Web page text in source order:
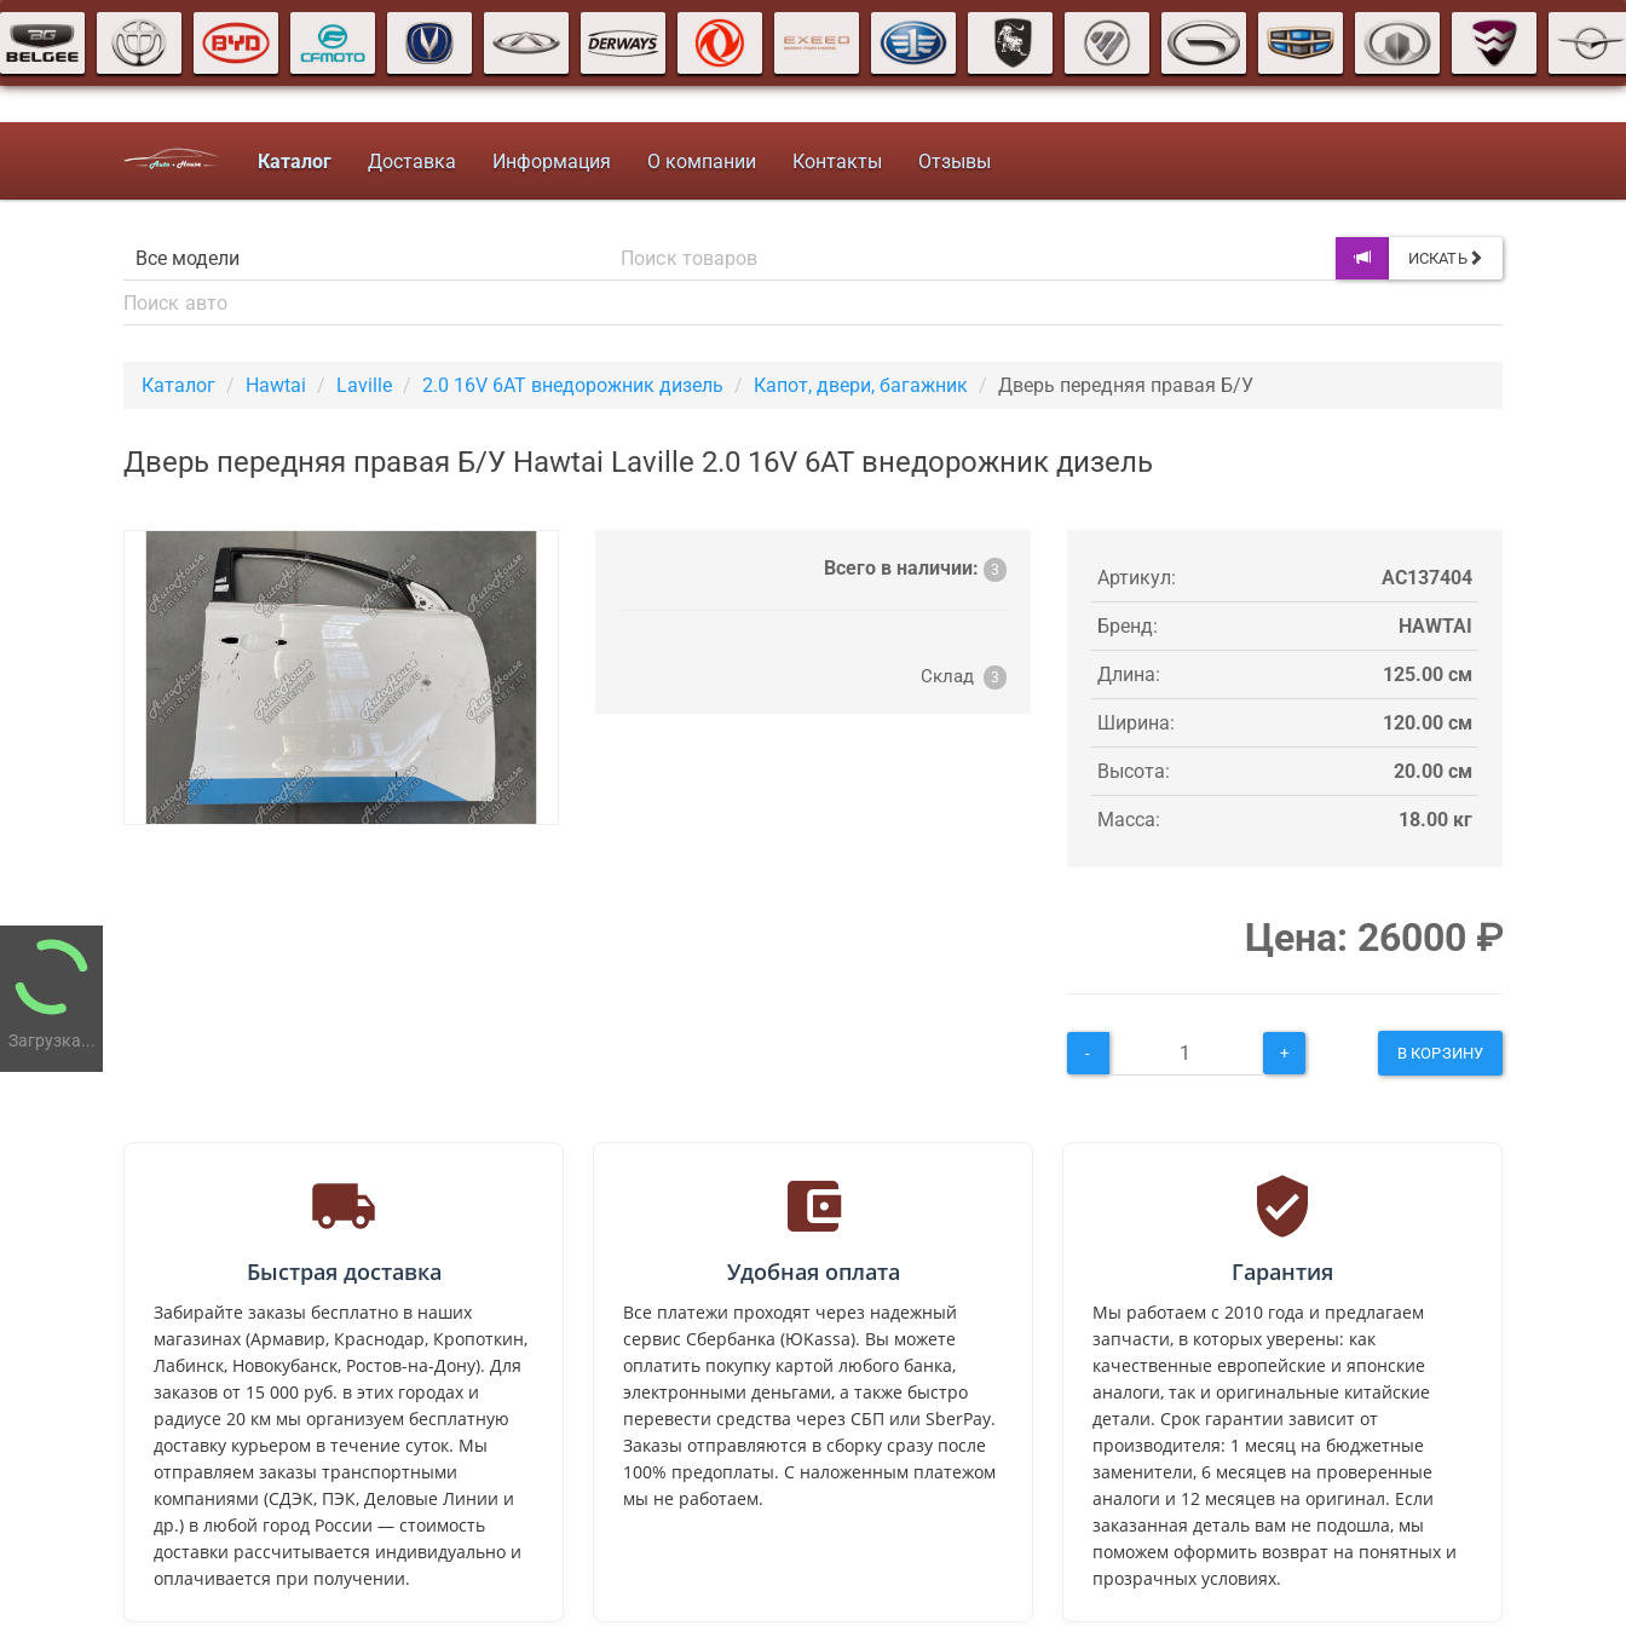
Загрузка...
Каталог Доставка Информация О компании Контакты Отзывы
ИСКАТЬ
Каталог Hawtai Laville 2.0 16V 6AT внедорожник дизель Капот, двери, багажник Дверь передняя правая Б/У
Дверь передняя правая Б/У Hawtai Laville 2.0 16V 6AT внедорожник дизель
Всего в наличии: 3
Склад 3
Артикул: AC137404
Бренд: HAWTAI
Длина: 125.00 см
Ширина: 120.00 см
Высота: 20.00 см
Масса: 18.00 кг
Цена: 26000 ₽
- + В КОРЗИНУ
Быстрая доставка
Забирайте заказы бесплатно в наших
магазинах (Армавир, Краснодар, Кропоткин,
Лабинск, Новокубанск, Ростов-на-Дону). Для
заказов от 15 000 руб. в этих городах и
радиусе 20 км мы организуем бесплатную
доставку курьером в течение суток. Мы
отправляем заказы транспортными
компаниями (СДЭК, ПЭК, Деловые Линии и
др.) в любой город России — стоимость
доставки рассчитывается индивидуально и
оплачивается при получении.
Удобная оплата
Все платежи проходят через надежный
сервис Сбербанка (ЮKassa). Вы можете
оплатить покупку картой любого банка,
электронными деньгами, а также быстро
перевести средства через СБП или SberPay.
Заказы отправляются в сборку сразу после
100% предоплаты. С наложенным платежом
мы не работаем.
Гарантия
Мы работаем с 2010 года и предлагаем
запчасти, в которых уверены: как
качественные европейские и японские
аналоги, так и оригинальные китайские
детали. Срок гарантии зависит от
производителя: 1 месяц на бюджетные
заменители, 6 месяцев на проверенные
аналоги и 12 месяцев на оригинал. Если
заказанная деталь вам не подошла, мы
поможем оформить возврат на понятных и
прозрачных условиях.